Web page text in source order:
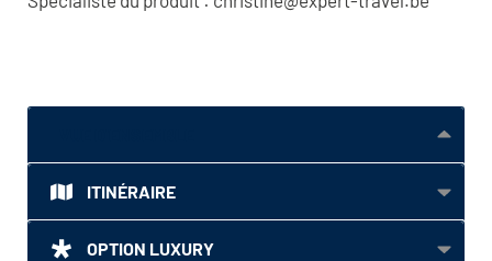
ITINÉRAIRE
OPTION LUXURY